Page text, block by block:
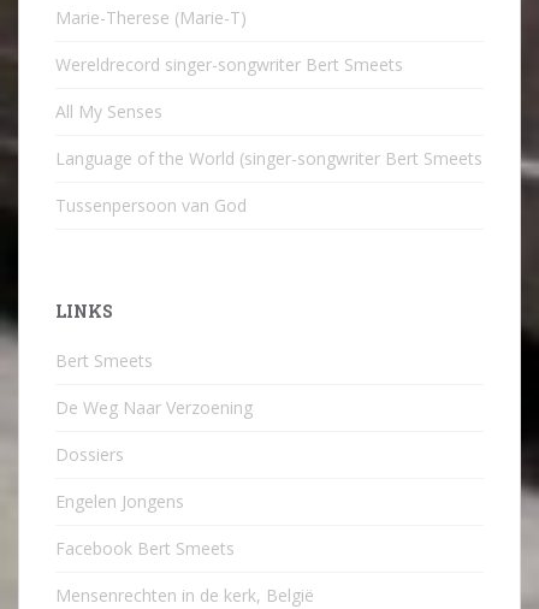
Marie-Therese (Marie-T)
Wereldrecord singer-songwriter Bert Smeets
All My Senses
Language of the World (singer-songwriter Bert Smeets
Tussenpersoon van God
LINKS
Bert Smeets
De Weg Naar Verzoening
Dossiers
Engelen Jongens
Facebook Bert Smeets
Mensenrechten in de kerk, België